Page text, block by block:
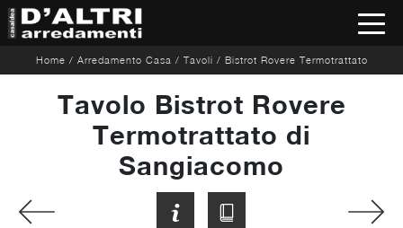
Home / Arredamento Casa / Tavoli / Bistrot Rovere Termotrattato
Tavolo Bistrot Rovere
Termotrattato di
Sangiacomo